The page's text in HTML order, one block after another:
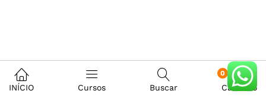
INÍCIO Cursos Buscar
0
Carrinho